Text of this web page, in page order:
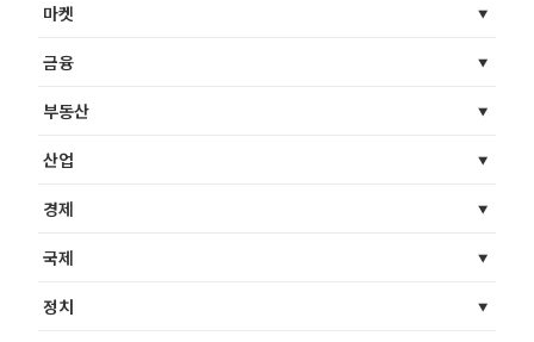
마켓
금융
부동산
산업
경제
국제
정치